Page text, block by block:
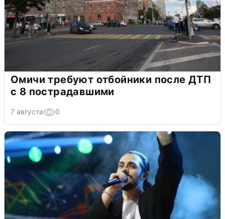
Омичи требуют отбойники после ДТП
с 8 пострадавшими
7 августа 0